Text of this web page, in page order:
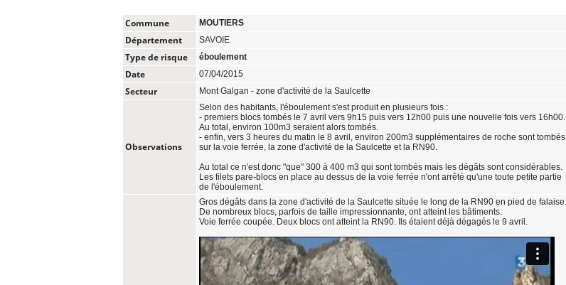
Commune MOUTIERS
Département SAVOIE
Type de risque éboulement
Date 07/04/2015
Secteur Mont Galgan - zone d'activité de la Saulcette
Observations
Selon des habitants, l'éboulement s'est produit en plusieurs fois :
- premiers blocs tombés le 7 avril vers 9h15 puis vers 12h00 puis une nouvelle fois vers 16h00.
Au total, environ 100m3 seraient alors tombés.
- enfin, vers 3 heures du matin le 8 avril, environ 200m3 supplémentaires de roche sont tombés
sur la voie ferrée, la zone d'activité de la Saulcette et la RN90.
Au total ce n'est donc "que" 300 à 400 m3 qui sont tombés mais les dégâts sont considérables.
Les filets pare-blocs en place au dessus de la voie ferrée n'ont arrêté qu'une toute petite partie
de l'éboulement.
Gros dégâts dans la zone d'activité de la Saulcette située le long de la RN90 en pied de falaise.
De nombreux blocs, parfois de taille impressionnante, ont atteint les bâtiments.
Voie ferrée coupée. Deux blocs ont atteint la RN90. Ils étaient déjà dégagés le 9 avril.